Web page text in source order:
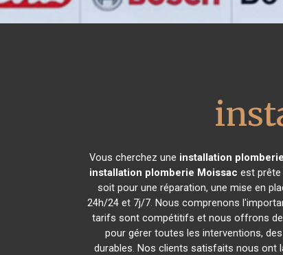
Vous cherchez une installation plomberie
installation plomberie Moissac est prête
soit pour une réparation, une mise en
24h/24 et 7j/7. Nous comprenons
tarifs sont compétitifs et nous offrons
pour gérer toutes les interventions,
durables. Nos clients satisfaits nous ont